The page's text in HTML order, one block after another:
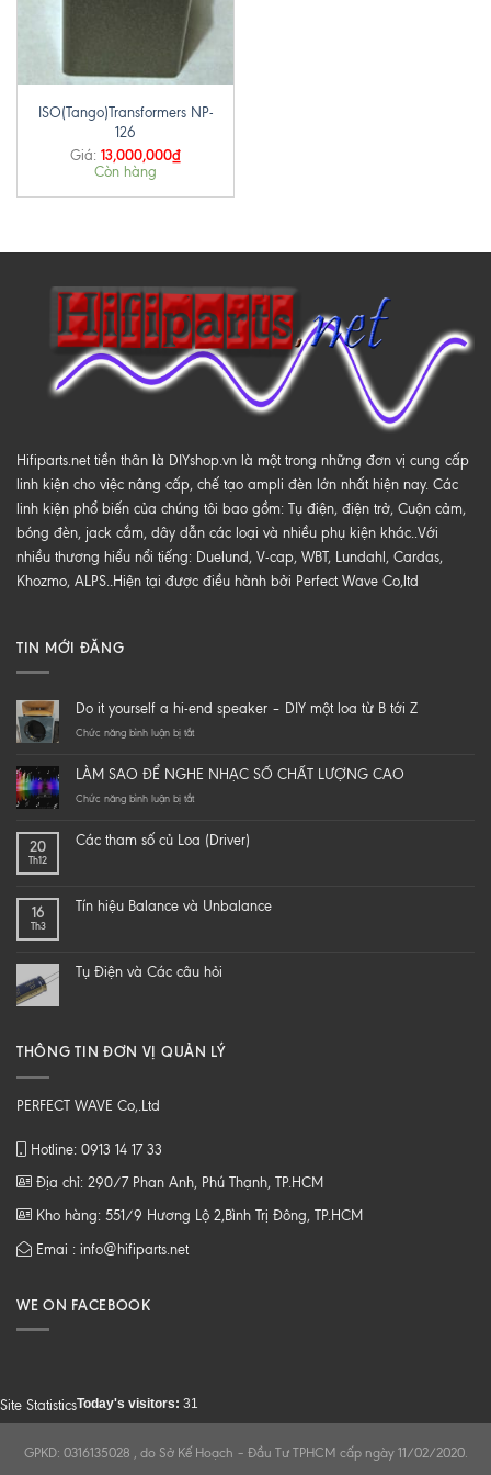
ISO(Tango)Transformers NP-
126
Giá: 13,000,000₫
Còn hàng
Hifiparts.net tiền thân là DIYshop.vn là một trong những đơn vị cung cấp
linh kiện cho việc nâng cấp, chế tạo ampli đèn lớn nhất hiện nay. Các
linh kiện phổ biến của chúng tôi bao gồm: Tụ điện, điện trở, Cuộn cảm,
bóng đèn, jack cắm, dây dẫn các loại và nhiều phụ kiện khác..Với
nhiều thương hiểu nổi tiếng: Duelund, V-cap, WBT, Lundahl, Cardas,
Khozmo, ALPS..Hiện tại được điều hành bởi Perfect Wave Co,ltd
TIN MỚI ĐĂNG
Do it yourself a hi-end speaker – DIY một loa từ B tới Z
Chức năng bình luận bị tắtở
yourself
a
speaker
loa
Z
LÀM SAO ĐỂ NGHE NHẠC SỐ CHẤT LƯỢNG CAO
Chức năng bình luận bị tắtở
ĐỂ
CHẤT
20
Th12
Các tham số củ Loa (Driver)
16
Th3
Tín hiệu Balance và Unbalance
Tụ Điện và Các câu hỏi
THÔNG TIN ĐƠN VỊ QUẢN LÝ
PERFECT WAVE Co,.Ltd
Hotline: 0913 14 17 33
Địa chỉ: 290/7 Phan Anh, Phú Thạnh, TP.HCM
Kho hàng: 551/9 Hương Lộ 2,Bình Trị Đông, TP.HCM
Emai : info@hifiparts.net
WE ON FACEBOOK
Site StatisticsToday's visitors: 31
GPKD: 0316135028 , do Sở Kế Hoạch – Đầu Tư TPHCM cấp ngày 11/02/2020.